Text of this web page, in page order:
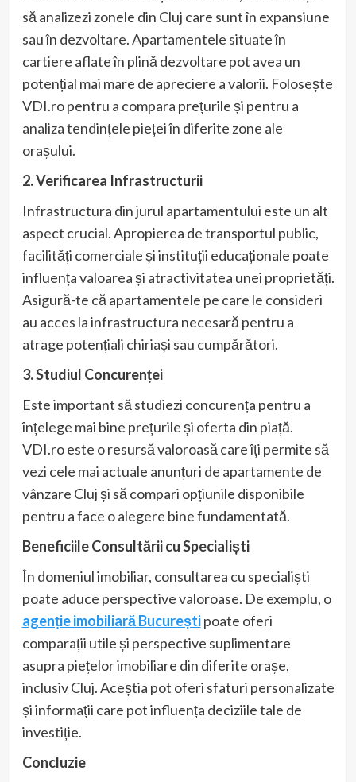
să analizezi zonele din Cluj care sunt în expansiune
sau în dezvoltare. Apartamentele situate în
cartiere aflate în plină dezvoltare pot avea un
potențial mai mare de apreciere a valorii. Folosește
VDI.ro pentru a compara prețurile și pentru a
analiza tendințele pieței în diferite zone ale
orașului.
2. Verificarea Infrastructurii
Infrastructura din jurul apartamentului este un alt
aspect crucial. Apropierea de transportul public,
facilități comerciale și instituții educaționale poate
influența valoarea și atractivitatea unei proprietăți.
Asigură-te că apartamentele pe care le consideri
au acces la infrastructura necesară pentru a
atrage potențiali chiriași sau cumpărători.
3. Studiul Concurenței
Este important să studiezi concurența pentru a
înțelege mai bine prețurile și oferta din piață.
VDI.ro este o resursă valoroasă care îți permite să
vezi cele mai actuale anunțuri de apartamente de
vânzare Cluj și să compari opțiunile disponibile
pentru a face o alegere bine fundamentată.
Beneficiile Consultării cu Specialiști
În domeniul imobiliar, consultarea cu specialiști
poate aduce perspective valoroase. De exemplu, o
agenție imobiliară Bucureștipoate oferi
comparații utile și perspective suplimentare
asupra piețelor imobiliare din diferite orașe,
inclusiv Cluj. Aceștia pot oferi sfaturi personalizate
și informații care pot influența deciziile tale de
investiție.
Concluzie